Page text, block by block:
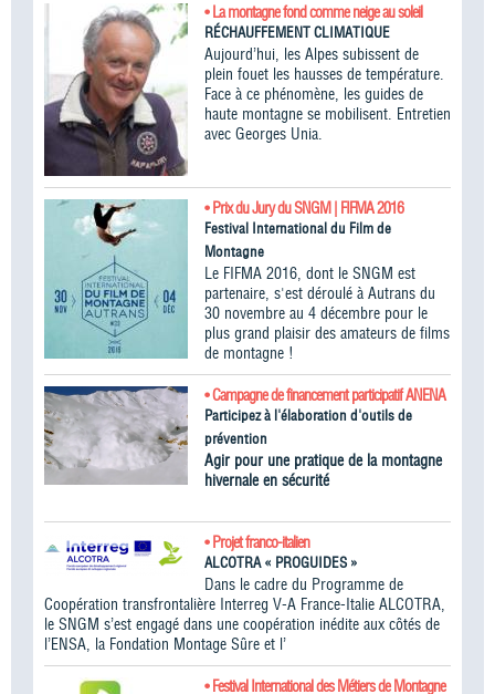
• La montagne fond comme neige au soleil
RÉCHAUFFEMENT CLIMATIQUE
Aujourd’hui, les Alpes subissent de
plein fouet les hausses de température.
Face à ce phénomène, les guides de
haute montagne se mobilisent. Entretien
avec Georges Unia.
• Prix du Jury du SNGM | FIFMA 2016
Festival International du Film de
Montagne
Le FIFMA 2016, dont le SNGM est
partenaire, s'est déroulé à Autrans du
30 novembre au 4 décembre pour le
plus grand plaisir des amateurs de films
de montagne !
• Campagne de financement participatif ANENA
Participez à l'élaboration d'outils de
prévention
Agir pour une pratique de la montagne
hivernale en sécurité
• Projet franco-italien
ALCOTRA « PROGUIDES »
Dans le cadre du Programme de
Coopération transfrontalière Interreg V-A France-Italie ALCOTRA,
le SNGM s’est engagé dans une coopération inédite aux côtés de
l’ENSA, la Fondation Montage Sûre et l’
• Festival International des Métiers de Montagne